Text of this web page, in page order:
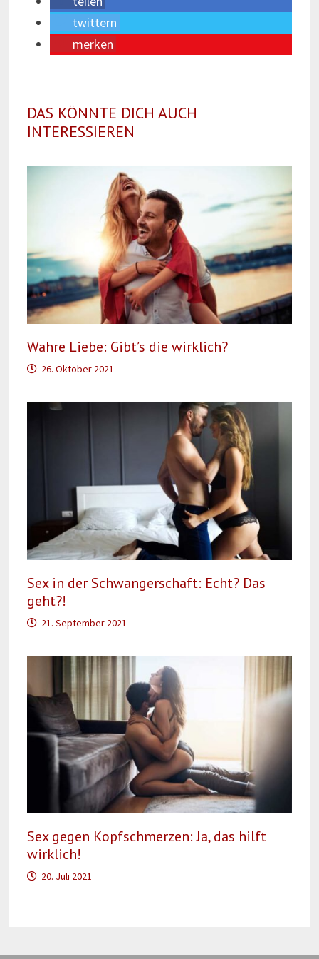
twittern
merken
DAS KÖNNTE DICH AUCH
INTERESSIEREN
Wahre Liebe: Gibt’s die wirklich?
26. Oktober 2021
Sex in der Schwangerschaft: Echt? Das
geht?!
21. September 2021
Sex gegen Kopfschmerzen: Ja, das hilft
wirklich!
20. Juli 2021